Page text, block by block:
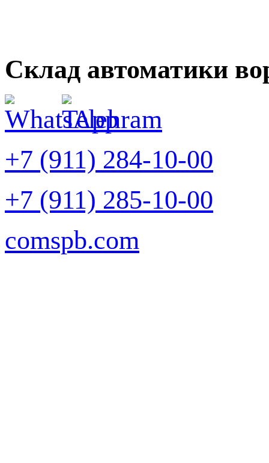
Склад автоматики
+7 (911) 284-10-00
+7 (911) 285-10-00
comspb.com